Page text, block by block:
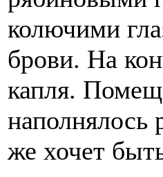
колючими
брови. На
капля.
наполнялось
же хочет